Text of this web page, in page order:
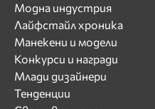
Модна индустрия
Лайфстайл хроника
Манекени и модели
Конкурси и награди
Млади дизайнери
Тенденции